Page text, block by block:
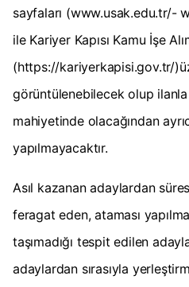
sayfaları (www.usak.edu.tr/-
ile Kariyer Kapısı Kamu İşe
(https://kariyerkapisi.gov.tr/
görüntülenebilecek olup
mahiyetinde olacağından
yapılmayacaktır.
Asıl kazanan adaylardan
feragat eden, ataması
taşımadığı tespit edilen
adaylardan sırasıyla